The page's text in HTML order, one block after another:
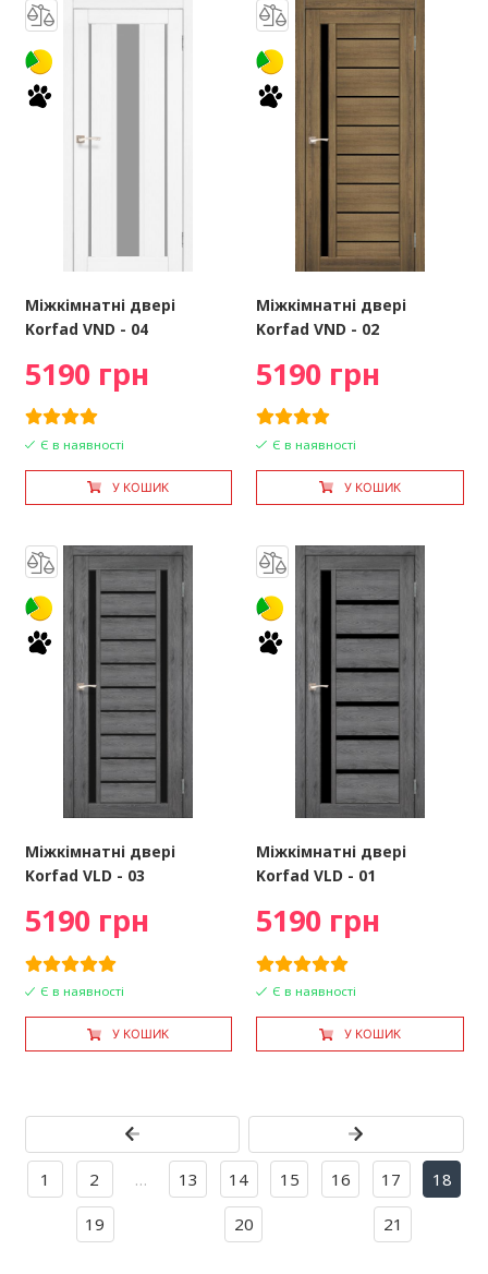
Міжкімнатні двері
Korfad VND - 04
5190 грн
Є в наявності
У КОШИК
Міжкімнатні двері
Korfad VND - 02
5190 грн
Є в наявності
У КОШИК
Міжкімнатні двері
Korfad VLD - 03
5190 грн
Є в наявності
У КОШИК
Міжкімнатні двері
Korfad VLD - 01
5190 грн
Є в наявності
У КОШИК
1 2 … 13 14 15 16 17 18
19 20 21